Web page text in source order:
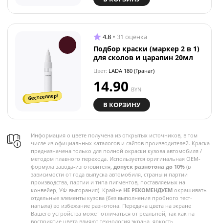
бестселлер!
4.8 31 оценка
Подбор краски (маркер 2 в 1)
для сколов и царапин 20мл
Цвет: LADA 180 (Гранат)
14.90 BYN
В КОРЗИНУ
Информация о цвете получена из открытых источников, в том
числе из официальных каталогов и сайтов производителей. Краска
предназначена только для полной окраски кузова автомобиля /
методом плавного перехода. Используется оригинальная OEM-
формула завода-изготовителя, допуск разнотона до 10% (в
зависимости от года выпуска автомобиля, страны и партии
производства, партии и типа пигментов, поставляемых на
конвейер, УФ-выгорания). Крайне НЕ РЕКОМЕНДУЕМ окрашивать
отдельные элементы кузова (без выполнения пробного тест-
напыла) во избежание разнотона. Передача цвета на экране
Вашего устройства может отличаться от реальной, так как на
восприятие цвета влияют технология экрана, яркость,